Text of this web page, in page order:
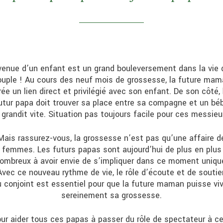
d’un enfant est un grand bouleversement dans la vie
! Au cours des neuf mois de grossesse, la future
un lien direct et privilégié avec son enfant. De son côté,
papa doit trouver sa place entre sa compagne et un
grandit vite. Situation pas toujours facile pour ces
rassurez-vous, la grossesse n’est pas qu’une affaire
femmes. Les futurs papas sont aujourd’hui de plus en plus
à avoir envie de s’impliquer dans ce moment
ce nouveau rythme de vie, le rôle d’écoute et de
conjoint est essentiel pour que la future maman puisse
sereinement sa grossesse.
aider tous ces papas à passer du rôle de spectateur à